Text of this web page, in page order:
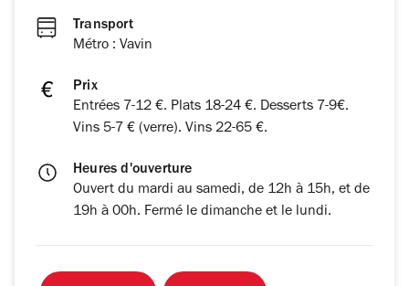
Transport
Métro : Vavin
Prix
Entrées 7-12 €. Plats 18-24 €. Desserts 7-9€.
Vins 5-7 € (verre). Vins 22-65 €.
Heures d'ouverture
Ouvert du mardi au samedi, de 12h à 15h, et de
19h à 00h. Fermé le dimanche et le lundi.